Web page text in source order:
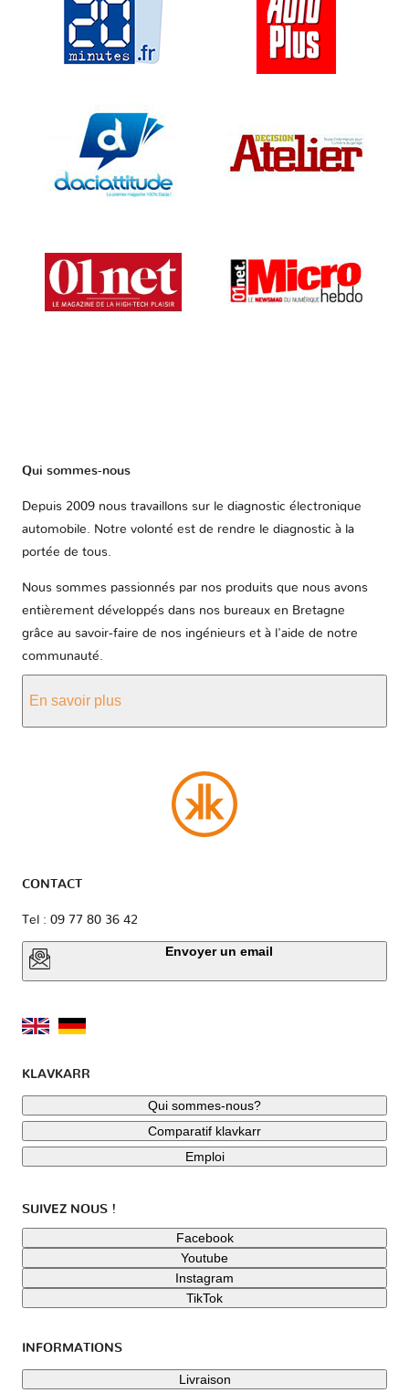
Qui sommes-nous
Depuis 2009 nous travaillons sur le diagnostic électronique
automobile. Notre volonté est de rendre le diagnostic à la
portée de tous.
Nous sommes passionnés par nos produits que nous avons
entièrement développés dans nos bureaux en Bretagne
grâce au savoir-faire de nos ingénieurs et à l'aide de notre
communauté.
En savoir plus
CONTACT
Tel : 09 77 80 36 42
Envoyer un email
KLAVKARR
Qui sommes-nous?
Comparatif klavkarr
Emploi
SUIVEZ NOUS !
Facebook
Youtube
Instagram
TikTok
INFORMATIONS
Livraison